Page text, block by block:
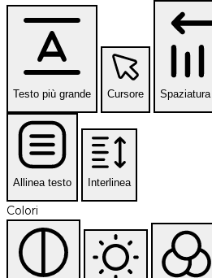
Testo più grande Cursore
Allinea testo Interlinea
Colori